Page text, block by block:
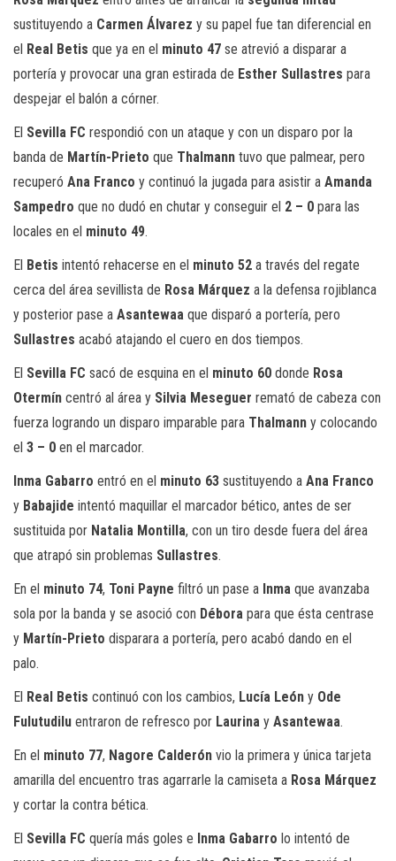
sustituyendo a Carmen Álvarez y su papel fue tan diferencial en
el Real Betis que ya en el minuto 47 se atrevió a disparar a
portería y provocar una gran estirada de Esther Sullastres para
despejar el balón a córner.
El Sevilla FC respondió con un ataque y con un disparo por la
banda de Martín-Prieto que Thalmann tuvo que palmear, pero
recuperó Ana Franco y continuó la jugada para asistir a Amanda
Sampedro que no dudó en chutar y conseguir el 2 – 0 para las
locales en el minuto 49.
El Betis intentó rehacerse en el minuto 52 a través del regate
cerca del área sevillista de Rosa Márquez a la defensa rojiblanca
y posterior pase a Asantewaa que disparó a portería, pero
Sullastres acabó atajando el cuero en dos tiempos.
El Sevilla FC sacó de esquina en el minuto 60 donde Rosa
Otermín centró al área y Silvia Meseguer remató de cabeza con
fuerza logrando un disparo imparable para Thalmann y colocando
el 3 – 0 en el marcador.
Inma Gabarro entró en el minuto 63 sustituyendo a Ana Franco
y Babajide intentó maquillar el marcador bético, antes de ser
sustituida por Natalia Montilla, con un tiro desde fuera del área
que atrapó sin problemas Sullastres.
En el minuto 74, Toni Payne filtró un pase a Inma que avanzaba
sola por la banda y se asoció con Débora para que ésta centrase
y Martín-Prieto disparara a portería, pero acabó dando en el
palo.
El Real Betis continuó con los cambios, Lucía León y Ode
Fulutudilu entraron de refresco por Laurina y Asantewaa.
En el minuto 77, Nagore Calderón vio la primera y única tarjeta
amarilla del encuentro tras agarrarle la camiseta a Rosa Márquez
y cortar la contra bética.
El Sevilla FC quería más goles e Inma Gabarro lo intentó de